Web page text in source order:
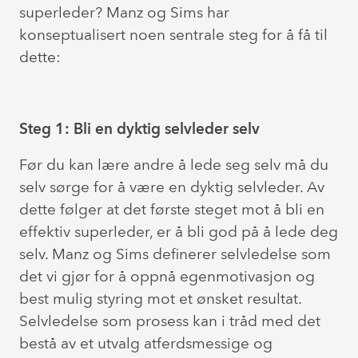
superleder? Manz og Sims har
konseptualisert noen sentrale steg for å få til
dette:
Steg 1: Bli en dyktig selvleder selv
Før du kan lære andre å lede seg selv må du
selv sørge for å være en dyktig selvleder. Av
dette følger at det første steget mot å bli en
effektiv superleder, er å bli god på å lede deg
selv. Manz og Sims definerer selvledelse som
det vi gjør for å oppnå egenmotivasjon og
best mulig styring mot et ønsket resultat.
Selvledelse som prosess kan i tråd med det
bestå av et utvalg atferdsmessige og